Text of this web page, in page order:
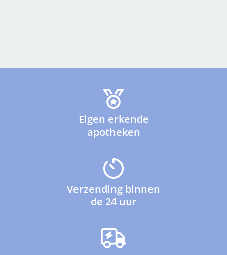
Eigen erkende
apotheken
Verzending binnen
de 24 uur